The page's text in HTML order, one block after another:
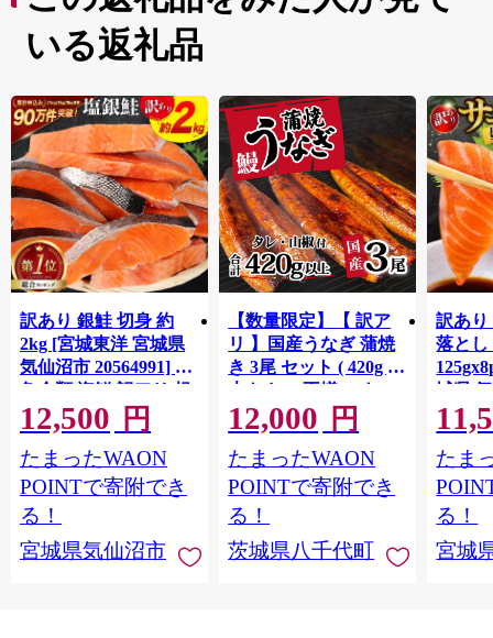
いる返礼品
訳あり 銀鮭 切身 約
2kg [宮城東洋 宮城県
気仙沼市 20564991] 鮭
魚介類 海鮮 訳アリ 規
格外 不揃い さけ サケ
鮭切身 シャケ 切り身
冷凍 家庭用 おかず 弁
当 支援 サーモン 銀鮭
切り身 魚 わけあり
12,500 円
たまったWAON
POINTで寄附でき
る！
宮城県気仙沼市
【数量限定】【 訳ア
リ 】国産うなぎ 蒲焼
き 3尾 セット ( 420g )
大きさ の不揃い タ
レ・山椒付き ウナギ
鰻 ふぞろい 不揃い う
な重 ひつまぶし 人気
茨城 八千代町 ふるさ
と納税 冷凍 [SF951ya]
12,000 円
たまったWAON
POINTで寄附でき
る！
茨城県八千代町
訳あり
落とし
城県
お刺し
生 生
鮭 銀
介
たま
る！
宮城